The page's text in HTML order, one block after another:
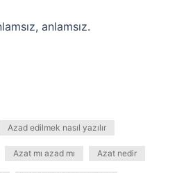
anlamsız.
Azad edilmek nasıl yazılır
Azat mı azad mı Azat nedir